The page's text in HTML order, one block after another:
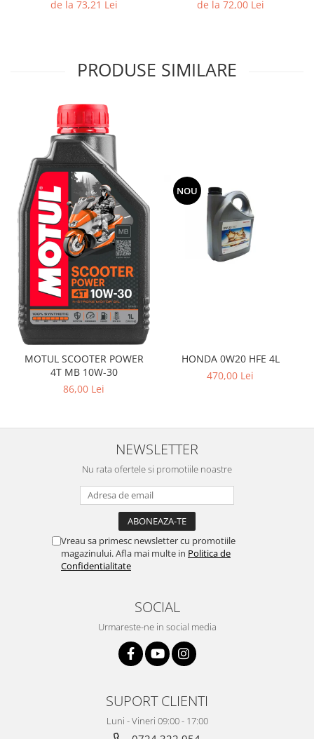
de la 73,21 Lei
de la 72,00 Lei
PRODUSE SIMILARE
MOTUL SCOOTER POWER
4T MB 10W-30
86,00 Lei
NOU
HONDA 0W20 HFE 4L
470,00 Lei
NEWSLETTER
Nu rata ofertele si promotiile noastre
Vreau sa primesc newsletter cu promotiile
magazinului. Afla mai multe in Politica de
Confidentialitate
SOCIAL
Urmareste-ne in social media
SUPORT CLIENTI
Luni - Vineri 09:00 - 17:00